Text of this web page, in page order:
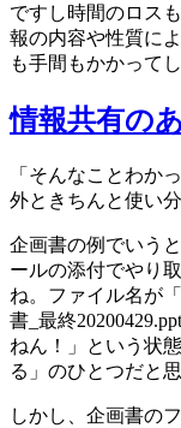
ですし時間のロス
報の内容や性質に
も手間もかかって
情報共有の
「そんなことわか
外ときちんと使い
企画書の例でいう
ールの添付でやり
ね。ファイル名が
書_最終
ねん！」という状
る」のひとつだと思
しかし、企画書の